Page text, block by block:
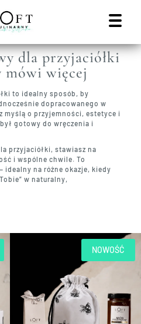
DLA
dla przyjaciółki
mówi więcej
to idealny sposób, by
dopracowanego w
myślą o przyjemności, estetyce i
gotowy do wręczenia i
przyjaciółki, stawiasz na
i wspólne chwile. To
idealny na różne okazje, kiedy
w naturalny,
NOWOŚĆ